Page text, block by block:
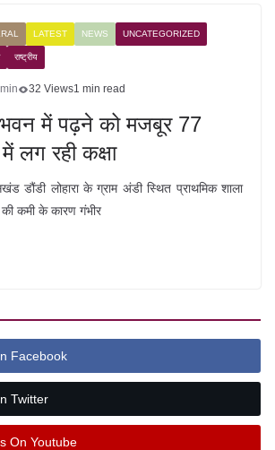
LATEST NEWS UNCATEGORIZED
राष्ट्रीय
32 Views1 min read
में पढ़ने को मजबूर 77
लग रही कक्षा
डौंडी लोहारा के ग्राम अंडी स्थित प्राथमिक शाला
कमी के कारण गंभीर
Facebook
Twitter
On Youtube